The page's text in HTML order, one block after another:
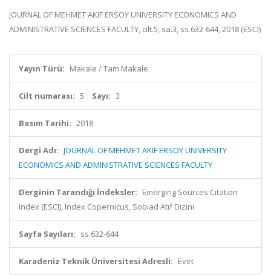
JOURNAL OF MEHMET AKIF ERSOY UNIVERSITY ECONOMICS AND
ADMINISTRATIVE SCIENCES FACULTY, cilt.5, sa.3, ss.632-644, 2018 (ESCI)
Yayın Türü: Makale / Tam Makale
Cilt numarası: 5 Sayı: 3
Basım Tarihi: 2018
Dergi Adı: JOURNAL OF MEHMET AKIF ERSOY UNIVERSITY
ECONOMICS AND ADMINISTRATIVE SCIENCES FACULTY
Derginin Tarandığı İndeksler: Emerging Sources Citation
Index (ESCI), Index Copernicus, Sobiad Atıf Dizini
Sayfa Sayıları: ss.632-644
Karadeniz Teknik Üniversitesi Adresli: Evet